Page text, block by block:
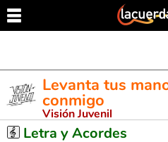
Levanta tus
conmigo
Visión Juvenil
Letra y Acordes